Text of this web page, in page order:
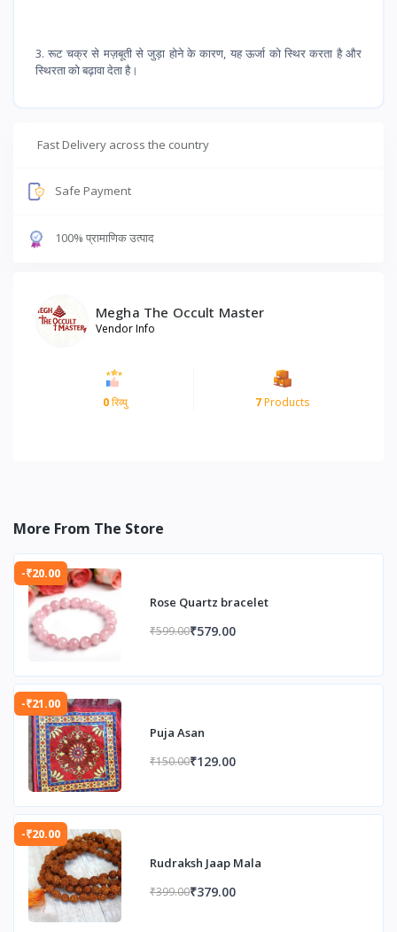
3. रूट चक्र से मज़बूती से जुड़ा होने के कारण, यह ऊर्जा को स्थिर करता है और
स्थिरता को बढ़ावा देता है।
Fast Delivery across the country
Safe Payment
100% प्रामाणिक उत्पाद
Megha The Occult Master
Vendor Info
0रिव्यु 7Products
More From The Store
-₹20.00
Rose Quartz bracelet
₹599.00₹579.00
-₹21.00
Puja Asan
₹150.00₹129.00
-₹20.00
Rudraksh Jaap Mala
₹399.00₹379.00